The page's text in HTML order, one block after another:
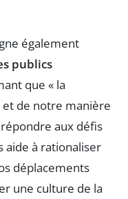
également
publics
que « la
de notre manière
aux défis
aide à rationaliser
déplacements
une culture de la